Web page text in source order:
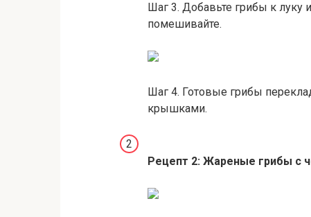
Шаг 3. Добавьте грибы к луку
помешивайте.
Шаг 4. Готовые грибы
крышками.
Рецепт 2: Жареные грибы с